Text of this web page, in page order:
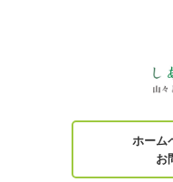
ホーム
お